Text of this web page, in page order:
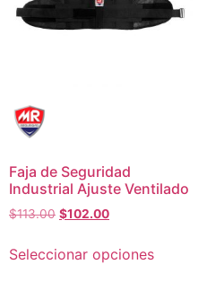
Faja de Seguridad
Industrial Ajuste Ventilado
$113.00 $102.00
Seleccionar opciones